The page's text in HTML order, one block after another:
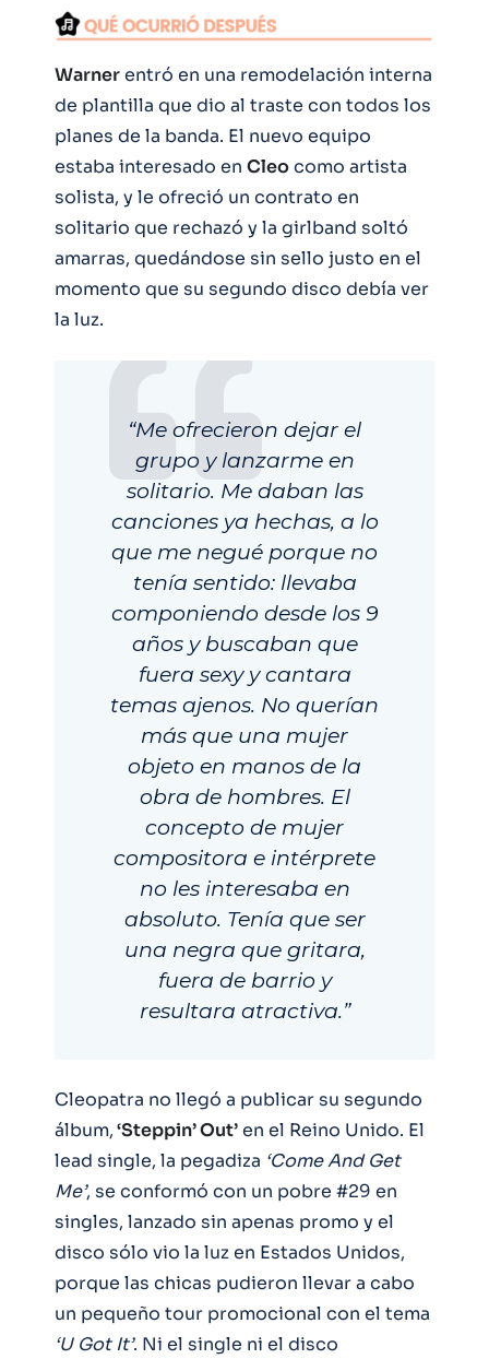
Warnerentró en una remodelación interna
de plantilla que dio al traste con todos los
planes de la banda. El nuevo equipo
estaba interesado en Cleocomo artista
solista, y le ofreció un contrato en
solitario que rechazó y la girlband soltó
amarras, quedándose sin sello justo en el
momento que su segundo disco debía ver
la luz.
“Me ofrecieron dejar el
grupo y lanzarme en
solitario. Me daban las
canciones ya hechas, a lo
que me negué porque no
tenía sentido: llevaba
componiendo desde los 9
años y buscaban que
fuera sexy y cantara
temas ajenos. No querían
más que una mujer
objeto en manos de la
obra de hombres. El
concepto de mujer
compositora e intérprete
no les interesaba en
absoluto. Tenía que ser
una negra que gritara,
fuera de barrio y
resultara atractiva.”
Cleopatra no llegó a publicar su segundo
álbum,‘Steppin’ Out’en el Reino Unido. El
lead single, la pegadiza ‘Come And Get
Me’, se conformó con un pobre #29 en
singles, lanzado sin apenas promo y el
disco sólo vio la luz en Estados Unidos,
porque las chicas pudieron llevar a cabo
un pequeño tour promocional con el tema
‘U Got It’. Ni el single ni el disco